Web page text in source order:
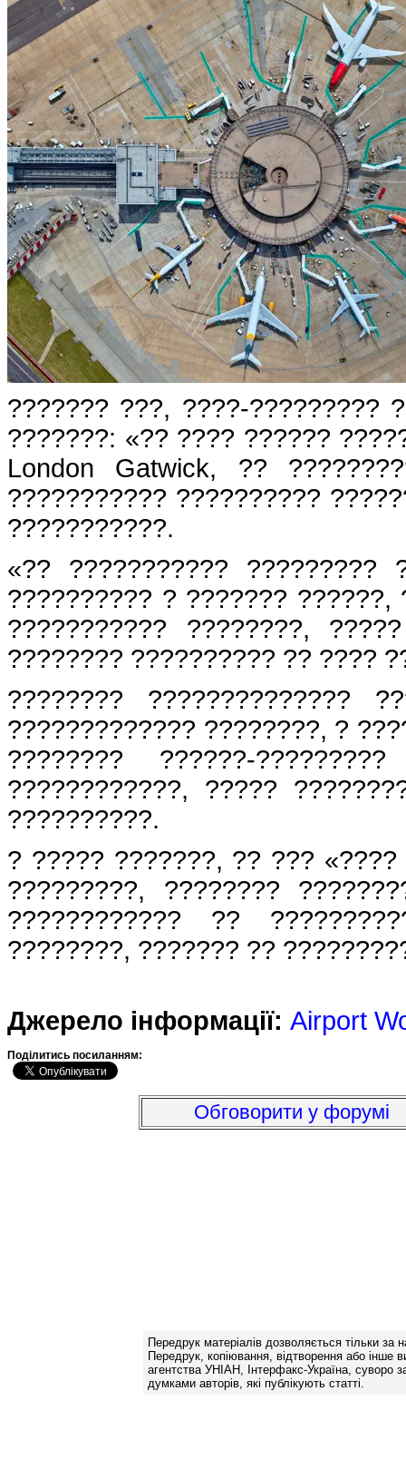
??????? ???, ????-?????????
???????: «?? ???? ??????
London Gatwick, ??
??????????? ??????????
???????????.
«?? ??????????? ?????????
?????????? ? ???????
??????????? ????????,
???????? ?????????? ?? ????
???????? ??????????????
????????????? ????????, ?
???????? ??????-
????????????, ?????
??????????.
? ????? ???????, ?? ???
?????????, ????????
???????????? ??
????????, ??????? ??
Джерело інформації: Airport
Подiлитись посиланням:
Обговорити у форумі
Передрук матеріалів дозволяється тільки за
Передрук, копіювання, відтворення або інше
агентства УНІАН, Інтерфакс-Україна, суворо
думками авторів, які публікують статті.